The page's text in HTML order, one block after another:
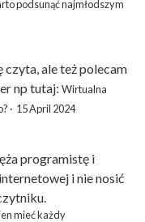
podsunąć najmłodszym
czyta, ale też polecam
np tutaj: Wirtualna
· 15 April 2024
programistę i
i nie nosić
mieć każdy